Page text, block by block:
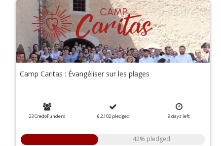
Camp Caritas : Évangéliser sur les plages
23 CredoFunders € 2,102pledged 9days left
42% pledged